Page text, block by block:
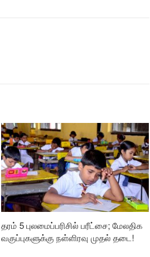
தரம் 5 புலமைப்பரிசில் பரீட்சை; மேலதிக
வகுப்புகளுக்கு நள்ளிரவு முதல் தடை!